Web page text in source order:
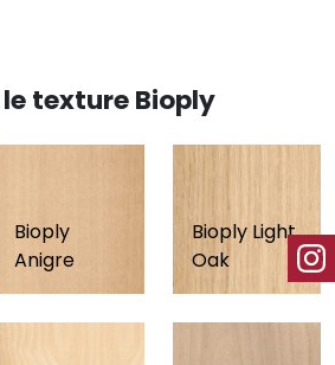
texture Bioply
Bioply
Anigre
Bioply Light
Oak